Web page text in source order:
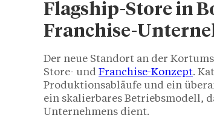
Flagship-Store in
Franchise-
Der neue Standort an der
Store- und Franchise-Konzept.
Produktionsabläufe und ein
ein skalierbares Betriebsmodell,
Unternehmens dient.